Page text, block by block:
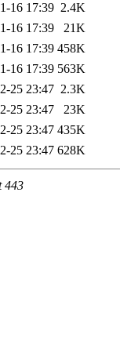
16 17:39 2.4K
16 17:39
21K
16 17:39 458K
16 17:39 563K
25 23:47 2.3K
25 23:47
23K
25 23:47 435K
25 23:47 628K
443